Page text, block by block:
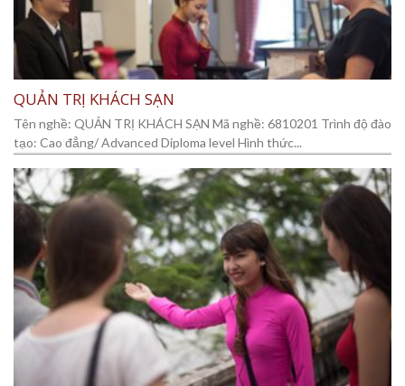
QUẢN TRỊ KHÁCH SẠN
Tên nghề: QUẢN TRỊ KHÁCH SẠN Mã nghề: 6810201 Trình độ đào
tạo: Cao đẳng/ Advanced Diploma level Hình thức...